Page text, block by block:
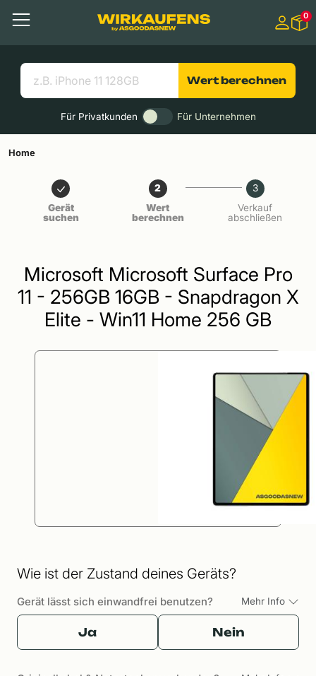
Menü
Suchen
Nützliche Links
0
Wert berechnen
Für Privatkunden Für Unternehmen
Home
Gerät
suchen
2
Wert
berechnen
3
Verkauf
abschließen
Microsoft Microsoft Surface Pro
11 - 256GB 16GB - Snapdragon X
Elite - Win11 Home 256 GB
Wie ist der Zustand deines Geräts?
Gerät lässt sich einwandfrei benutzen? Mehr Info
Ja Nein